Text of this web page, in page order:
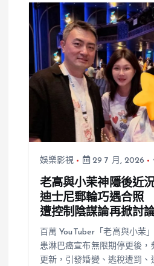
娛樂影視 29 7 月, 2026
老高與小茉神隱後近
迪士尼郵輪巧遇合照
遭控制陰謀論再掀討
百萬 YouTuber「老高與小茉
患淋巴癌宣布無限期停更後
更新，引發婚變、逃稅遭罰、